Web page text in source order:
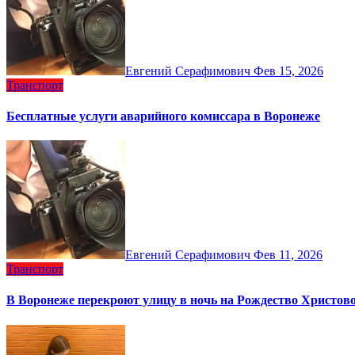
Евгений Серафимович Фев 15, 2026
Транспорт
Бесплатные услуги аварийного комиссара в Воронеже
Евгений Серафимович Фев 11, 2026
Транспорт
В Воронеже перекроют улицу в ночь на Рождество